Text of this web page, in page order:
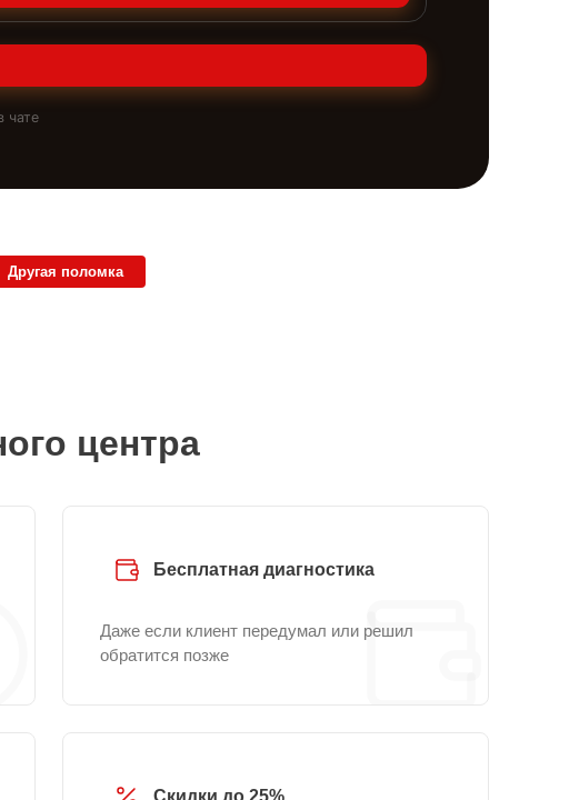
чате
Другая поломка
центра
Бесплатная диагностика
Даже если клиент передумал или решил
обратится позже
Скидки до 25%